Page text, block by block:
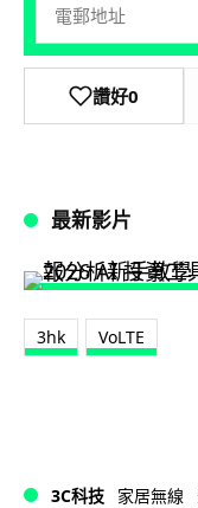
讚好0
最新影片
3hk VoLTE
3C科技 家居無線